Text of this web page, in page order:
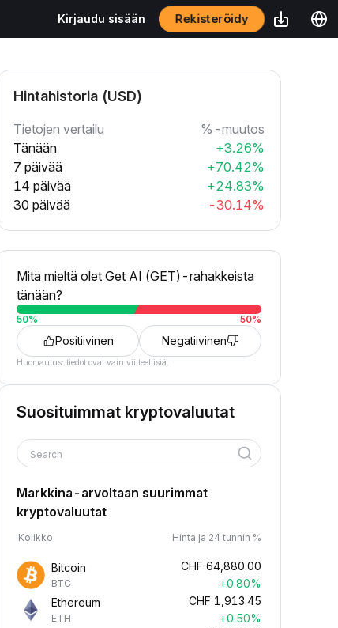
Kirjaudu sisään Rekisteröidy
Hintahistoria (USD)
Tietojen vertailu
%-muutos
Tänään
+3.26%
7 päivää
+70.42%
14 päivää
+24.83%
30 päivää
-30.14%
Mitä mieltä olet Get AI (GET)-rahakkeista
tänään?
50% 50%
Positiivinen Negatiivinen
Huomautus: tiedot ovat vain viitteellisiä.
Suosituimmat kryptovaluutat
Search
Markkina-arvoltaan suurimmat
kryptovaluutat
Kolikko Hinta ja 24 tunnin %
Bitcoin
BTC
CHF 64,880.00
+0.80%
Ethereum
ETH
CHF 1,913.45
+0.50%